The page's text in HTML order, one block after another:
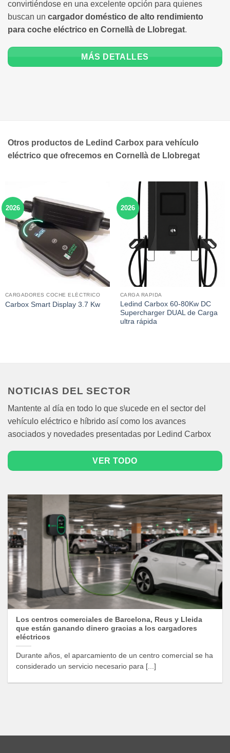
convirtiéndose en una excelente opción para quienes
buscan un cargador doméstico de alto rendimiento
para coche eléctrico en Cornellà de Llobregat.
MÁS DETALLES
Otros productos de Ledind Carbox para vehículo
eléctrico que ofrecemos en Cornellà de Llobregat
2026
CARGADORES COCHE ELÉCTRICO
Carbox Smart Display 3.7 Kw
2026
CARGA RAPIDA
Ledind Carbox 60-80Kw DC
Supercharger DUAL de Carga
ultra rápida
NOTICIAS DEL SECTOR
Mantente al día en todo lo que s\ucede en el sector del
vehículo eléctrico e híbrido así como los avances
asociados y novedades presentadas por Ledind Carbox
VER TODO
Los centros comerciales de Barcelona, Reus y Lleida
que están ganando dinero gracias a los cargadores
eléctricos
Durante años, el aparcamiento de un centro comercial se ha
considerado un servicio necesario para [...]